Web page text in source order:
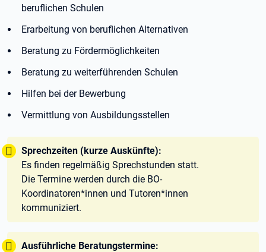
beruflichen Schulen
Erarbeitung von beruflichen Alternativen
Beratung zu Fördermöglichkeiten
Beratung zu weiterführenden Schulen
Hilfen bei der Bewerbung
Vermittlung von Ausbildungsstellen
Tipp:
Sprechzeiten (kurze Auskünfte):
Es finden regelmäßig Sprechstunden statt.
Die Termine werden durch die BO-
Koordinatoren*innen und Tutoren*innen
kommuniziert.
Tipp:
Ausführliche Beratungstermine: